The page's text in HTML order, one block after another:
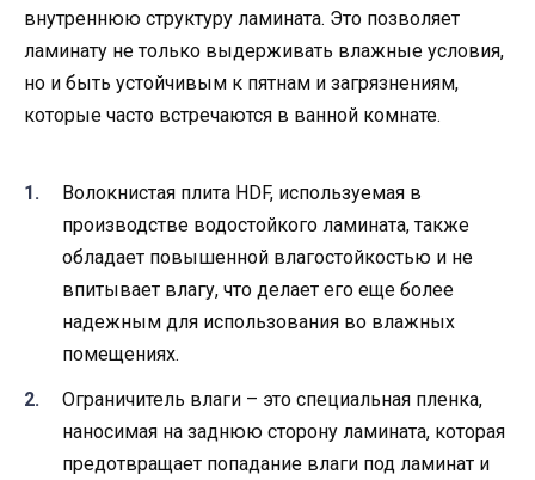
внутреннюю структуру ламината. Это позволяет
ламинату не только выдерживать влажные условия,
но и быть устойчивым к пятнам и загрязнениям,
которые часто встречаются в ванной комнате.
Волокнистая плита HDF, используемая в
производстве водостойкого ламината, также
обладает повышенной влагостойкостью и не
впитывает влагу, что делает его еще более
надежным для использования во влажных
помещениях.
Ограничитель влаги – это специальная пленка,
наносимая на заднюю сторону ламината, которая
предотвращает попадание влаги под ламинат и